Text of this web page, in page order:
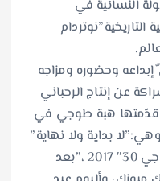
النسائية في
ّإبداعه وحضوره ومزاجه
عن إنتاج الرحباني
قدّمتها هبة طوجي في
بداية ولا نهاية”
2011 ، “يا حبيبي” 2014 ، “هبة طوجي 30″ 2017 ،”بعد